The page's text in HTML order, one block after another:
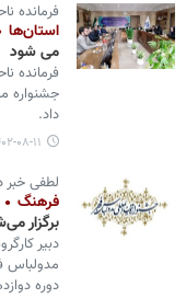
فرمانده
استان‌ها
می شود
فرمانده
جشنواره
داد.
۱۴۰۲-۰۸-۱۱
لطفی خبر
فرهنگ
برگزار
دبیر
مدولباس
دوره